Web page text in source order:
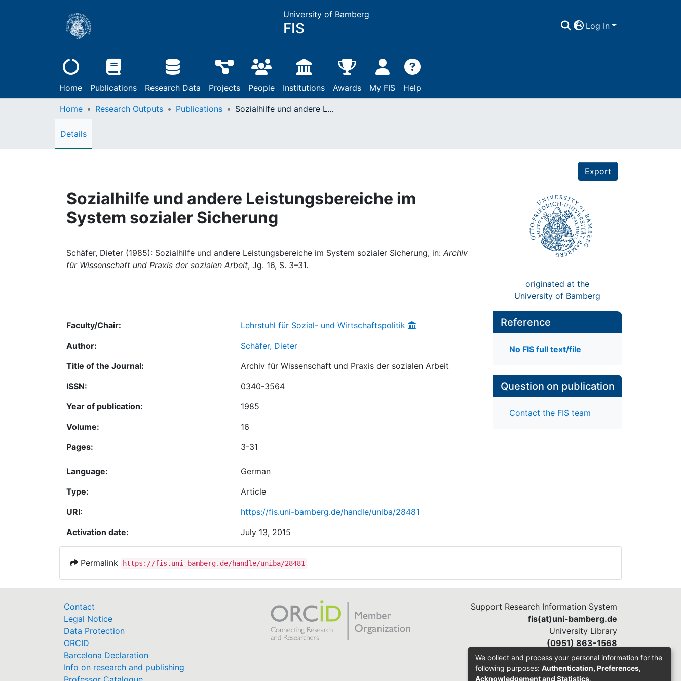
University of Bamberg
FIS Log In
Home Publications Research Data Projects People Institutions Awards My FIS Help
Home Research Outputs Publications Sozialhilfe und andere Leistungsbereiche im System sozialer Sicherung
Details
Export
Sozialhilfe und andere Leistungsbereiche im
System sozialer Sicherung
Schäfer, Dieter (1985): Sozialhilfe und andere Leistungsbereiche im System sozialer Sicherung, in: Archiv
für Wissenschaft und Praxis der sozialen Arbeit, Jg. 16, S. 3–31.
originated at the
University of Bamberg
Faculty/Chair:
Lehrstuhl für Sozial- und Wirtschaftspolitik
Author:
Schäfer, Dieter
Title of the Journal:
Archiv für Wissenschaft und Praxis der sozialen Arbeit
ISSN:
0340-3564
Year of publication:
1985
Volume:
16
Pages:
3-31
Language:
German
Type:
Article
URI:
https://fis.uni-bamberg.de/handle/uniba/28481
Activation date:
July 13, 2015
Reference
No FIS full text/file
Question on publication
Contact the FIS team
Permalink https://fis.uni-bamberg.de/handle/uniba/28481
Contact
Legal Notice
Data Protection
ORCID
Barcelona Declaration
Info on research and publishing
Support Research Information System
fis(at)uni-bamberg.de
University Library
(0951) 863-1568
We collect and process your personal information for the
following purposes: Authentication, Preferences,
Acknowledgement and Statistics.